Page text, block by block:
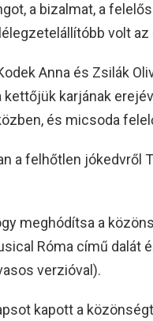
a bizalmat, a
volt
Anna és Zsilák
kettőjük karjának
és micsoda
a felhőtlen jókedvről
meghódítsa a
Róma című dalát
verzióval).
kapott a